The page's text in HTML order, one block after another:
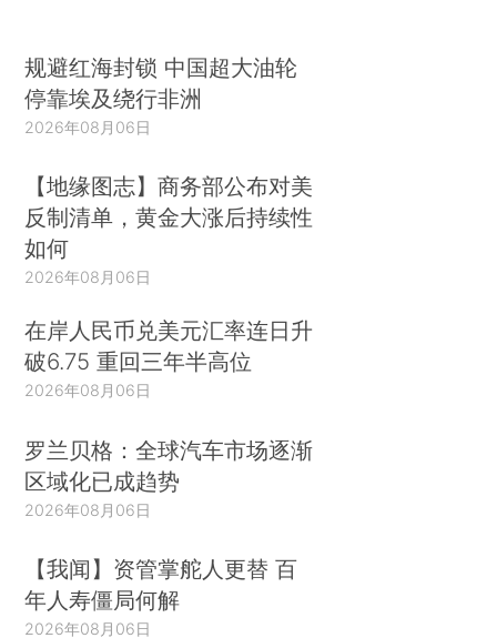
规避红海封锁 中国超大油轮
停靠埃及绕行非洲
2026年08月06日
【地缘图志】商务部公布对美
反制清单，黄金大涨后持续性
如何
2026年08月06日
在岸人民币兑美元汇率连日升
破6.75 重回三年半高位
2026年08月06日
罗兰贝格：全球汽车市场逐渐
区域化已成趋势
2026年08月06日
【我闻】资管掌舵人更替 百
年人寿僵局何解
2026年08月06日